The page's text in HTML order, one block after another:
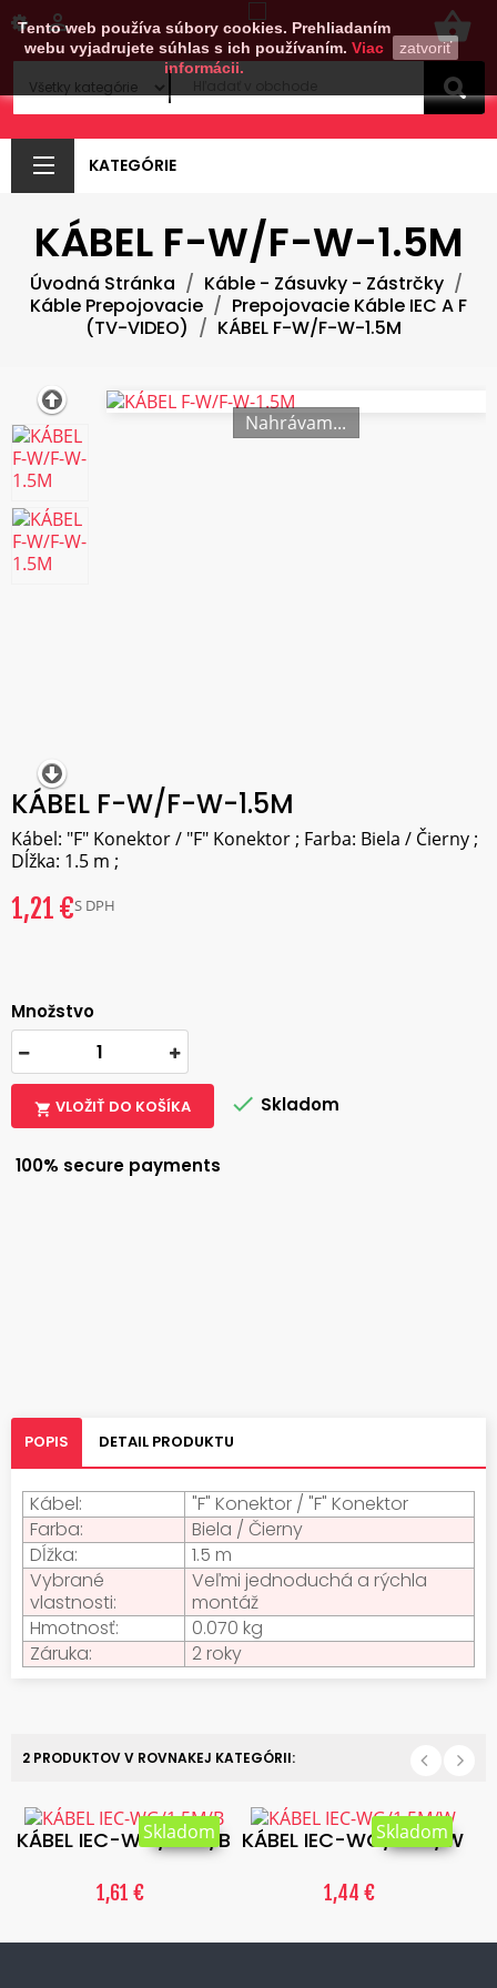
Tento web používa súbory cookies. Prehliadaním
webu vyjadrujete súhlas s ich používaním. Viac
informácii.
zatvoriť
shopping_basket

KATEGÓRIE
KÁBEL F-W/F-W-1.5M
Úvodná Stránka
Káble - Zásuvky - Zástrčky
Káble Prepojovacie
Prepojovacie Káble IEC A F
(TV-VIDEO)
KÁBEL F-W/F-W-1.5M
Nahrávam...
KÁBEL F-W/F-W-1.5M
Kábel: "F" Konektor / "F" Konektor ; Farba: Biela / Čierny ;
Dĺžka: 1.5 m ;
1,21 €S DPH
Množstvo
 VLOŽIŤ DO KOŠÍKA  Skladom
100% secure payments
POPIS DETAIL PRODUKTU
Kábel:
"F" Konektor / "F" Konektor
Farba:
Biela / Čierny
Dĺžka:
1.5 m
Vybrané
vlastnosti:
Veľmi jednoduchá a rýchla
montáž
Hmotnosť:
0.070 kg
Záruka:
2 roky
2 PRODUKTOV V ROVNAKEJ KATEGÓRII:
KÁBEL IEC-WG/1.5M/B
1,61 €
Skladom KÁBEL IEC-WG/1.5M/W
1,44 €
Skladom